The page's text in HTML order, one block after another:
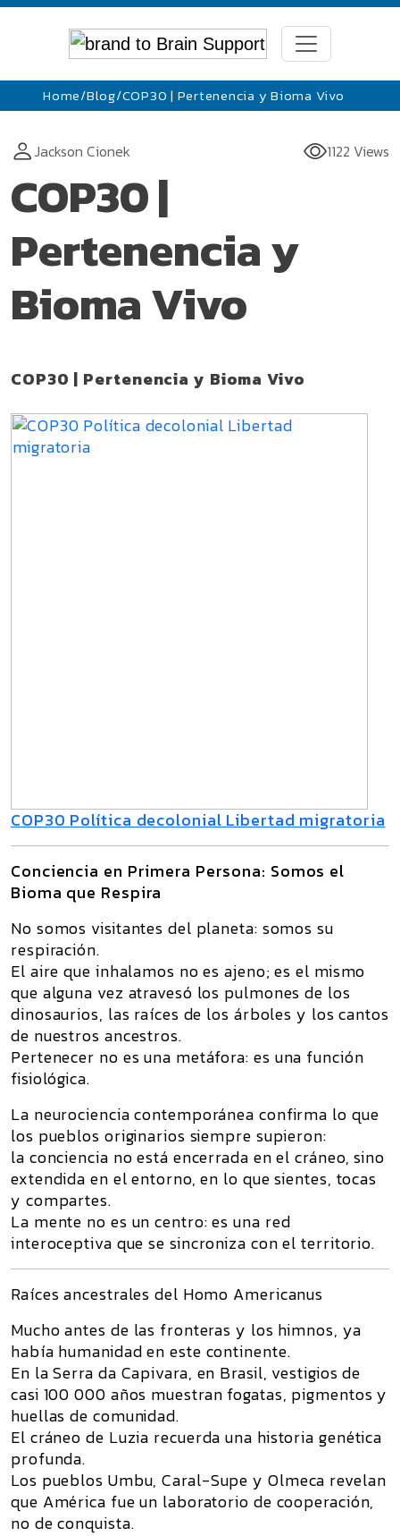
Home/Blog/COP30 | Pertenencia y Bioma Vivo
Jackson Cionek 1122 Views
COP30 |
Pertenencia y
Bioma Vivo
COP30 | Pertenencia y Bioma Vivo
COP30 Política decolonial Libertad migratoria
Conciencia en Primera Persona: Somos el
Bioma que Respira
No somos visitantes del planeta: somos su
respiración.
El aire que inhalamos no es ajeno; es el mismo
que alguna vez atravesó los pulmones de los
dinosaurios, las raíces de los árboles y los cantos
de nuestros ancestros.
Pertenecer no es una metáfora: es una función
fisiológica.
La neurociencia contemporánea confirma lo que
los pueblos originarios siempre supieron:
la conciencia no está encerrada en el cráneo, sino
extendida en el entorno, en lo que sientes, tocas
y compartes.
La mente no es un centro: es una red
interoceptiva que se sincroniza con el territorio.
Raíces ancestrales del Homo Americanus
Mucho antes de las fronteras y los himnos, ya
había humanidad en este continente.
En laSerra da Capivara, en Brasil, vestigios de
casi 100 000 años muestran fogatas, pigmentos y
huellas de comunidad.
El cráneo de Luzia recuerda una historia genética
profunda.
Los pueblos Umbu,Caral-Supe y Olmeca revelan
que América fue un laboratorio de cooperación,
no de conquista.